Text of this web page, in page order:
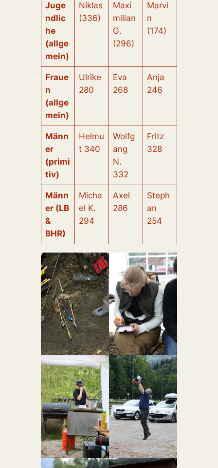
Juge
ndlic
he
(allge
mein)
Niklas
(336)
Maxi
milian
G.
(296)
Marvi
n
(174)
Fraue
n
(allge
mein)
Ulrike
280
Eva
268
Anja
246
Männ
er
(primi
tiv)
Helmu
t 340
Wolfg
ang
N.
332
Fritz
328
Männ
er (LB
&
BHR)
Micha
el K.
294
Axel
286
Steph
an
254